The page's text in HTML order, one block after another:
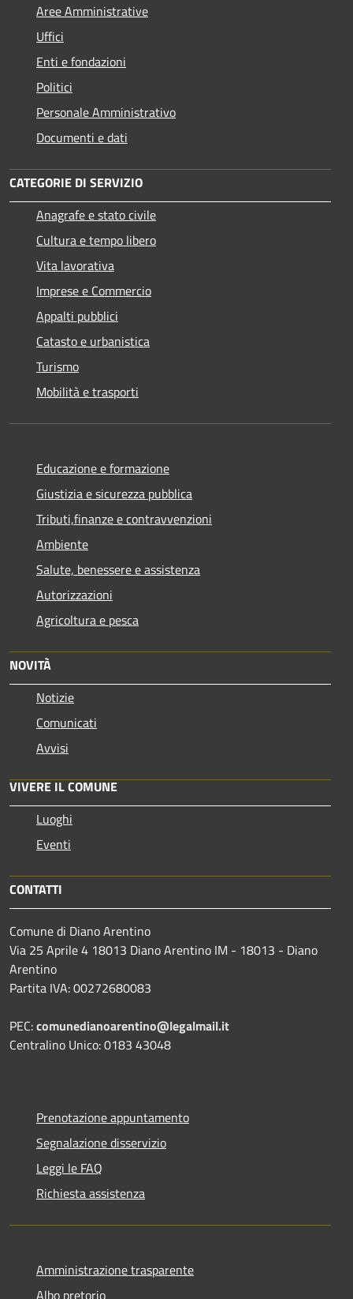
Aree Amministrative
Uffici
Enti e fondazioni
Politici
Personale Amministrativo
Documenti e dati
CATEGORIE DI SERVIZIO
Anagrafe e stato civile
Cultura e tempo libero
Vita lavorativa
Imprese e Commercio
Appalti pubblici
Catasto e urbanistica
Turismo
Mobilità e trasporti
Educazione e formazione
Giustizia e sicurezza pubblica
Tributi,finanze e contravvenzioni
Ambiente
Salute, benessere e assistenza
Autorizzazioni
Agricoltura e pesca
NOVITÀ
Notizie
Comunicati
Avvisi
VIVERE IL COMUNE
Luoghi
Eventi
CONTATTI
Comune di Diano Arentino
Via 25 Aprile 4 18013 Diano Arentino IM - 18013 - Diano
Arentino
Partita IVA: 00272680083
PEC:comunedianoarentino@legalmail.it
Centralino Unico: 0183 43048
Prenotazione appuntamento
Segnalazione disservizio
Leggi le FAQ
Richiesta assistenza
Amministrazione trasparente
Albo pretorio